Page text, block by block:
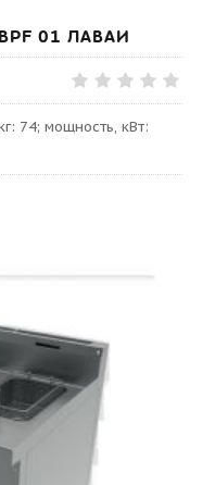
01 ЛАВАИ
74; мощность, кВт: